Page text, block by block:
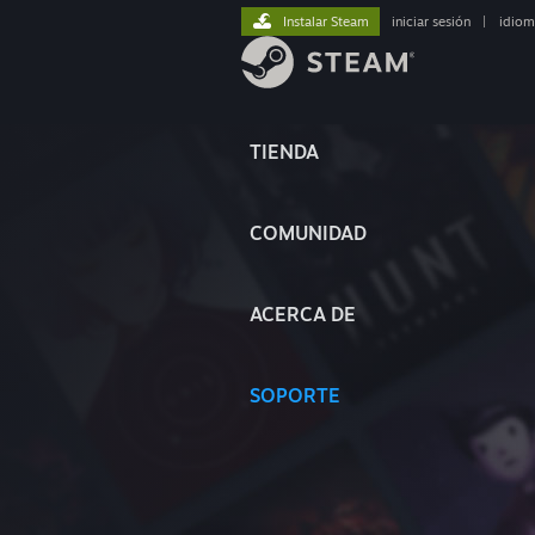
TIENDA
COMUNIDAD
ACERCA DE
SOPORTE
Instalar Steam iniciar sesión